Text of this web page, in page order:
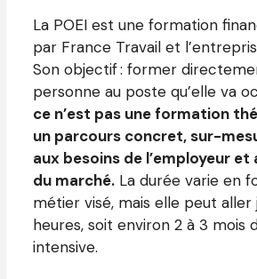
La POEI est une formation
par France Travail et
Son objectif : former
personne au poste qu’elle va
ce n’est pas une formation
un parcours concret, sur-
aux besoins de l’employeur
du marché. La durée varie en
métier visé, mais elle peut aller
heures, soit environ 2 à 3 mois
intensive.